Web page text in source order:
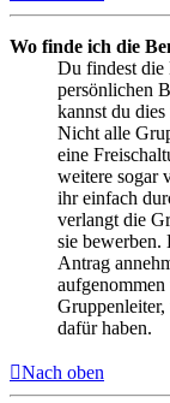
Wo finde ich die
Du findest die
persönlichen
kannst du
Nicht alle
eine
weitere sogar
ihr einfach
verlangt die
sie bewerben.
Antrag
dafür haben.
Nach oben